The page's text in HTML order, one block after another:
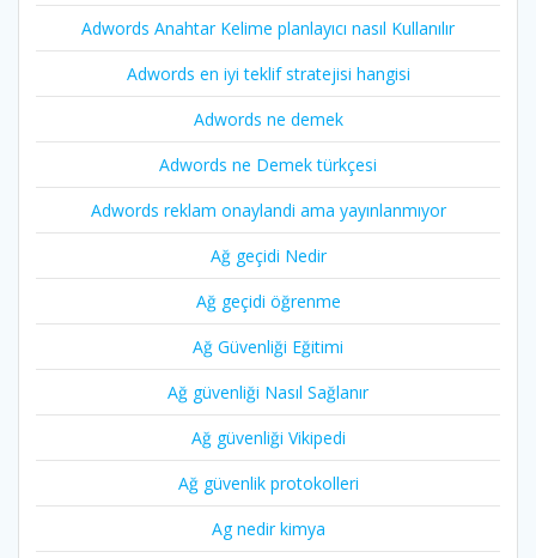
Adwords Anahtar Kelime planlayıcı nasıl Kullanılır
Adwords en iyi teklif stratejisi hangisi
Adwords ne demek
Adwords ne Demek türkçesi
Adwords reklam onaylandi ama yayınlanmıyor
Ağ geçidi Nedir
Ağ geçidi öğrenme
Ağ Güvenliği Eğitimi
Ağ güvenliği Nasıl Sağlanır
Ağ güvenliği Vikipedi
Ağ güvenlik protokolleri
Ag nedir kimya